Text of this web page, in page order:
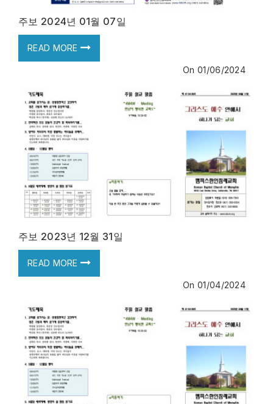
주보 2024년 01월 07일
READ MORE
On 01/06/2024
주보 2023년 12월 31일
READ MORE
On 01/04/2024